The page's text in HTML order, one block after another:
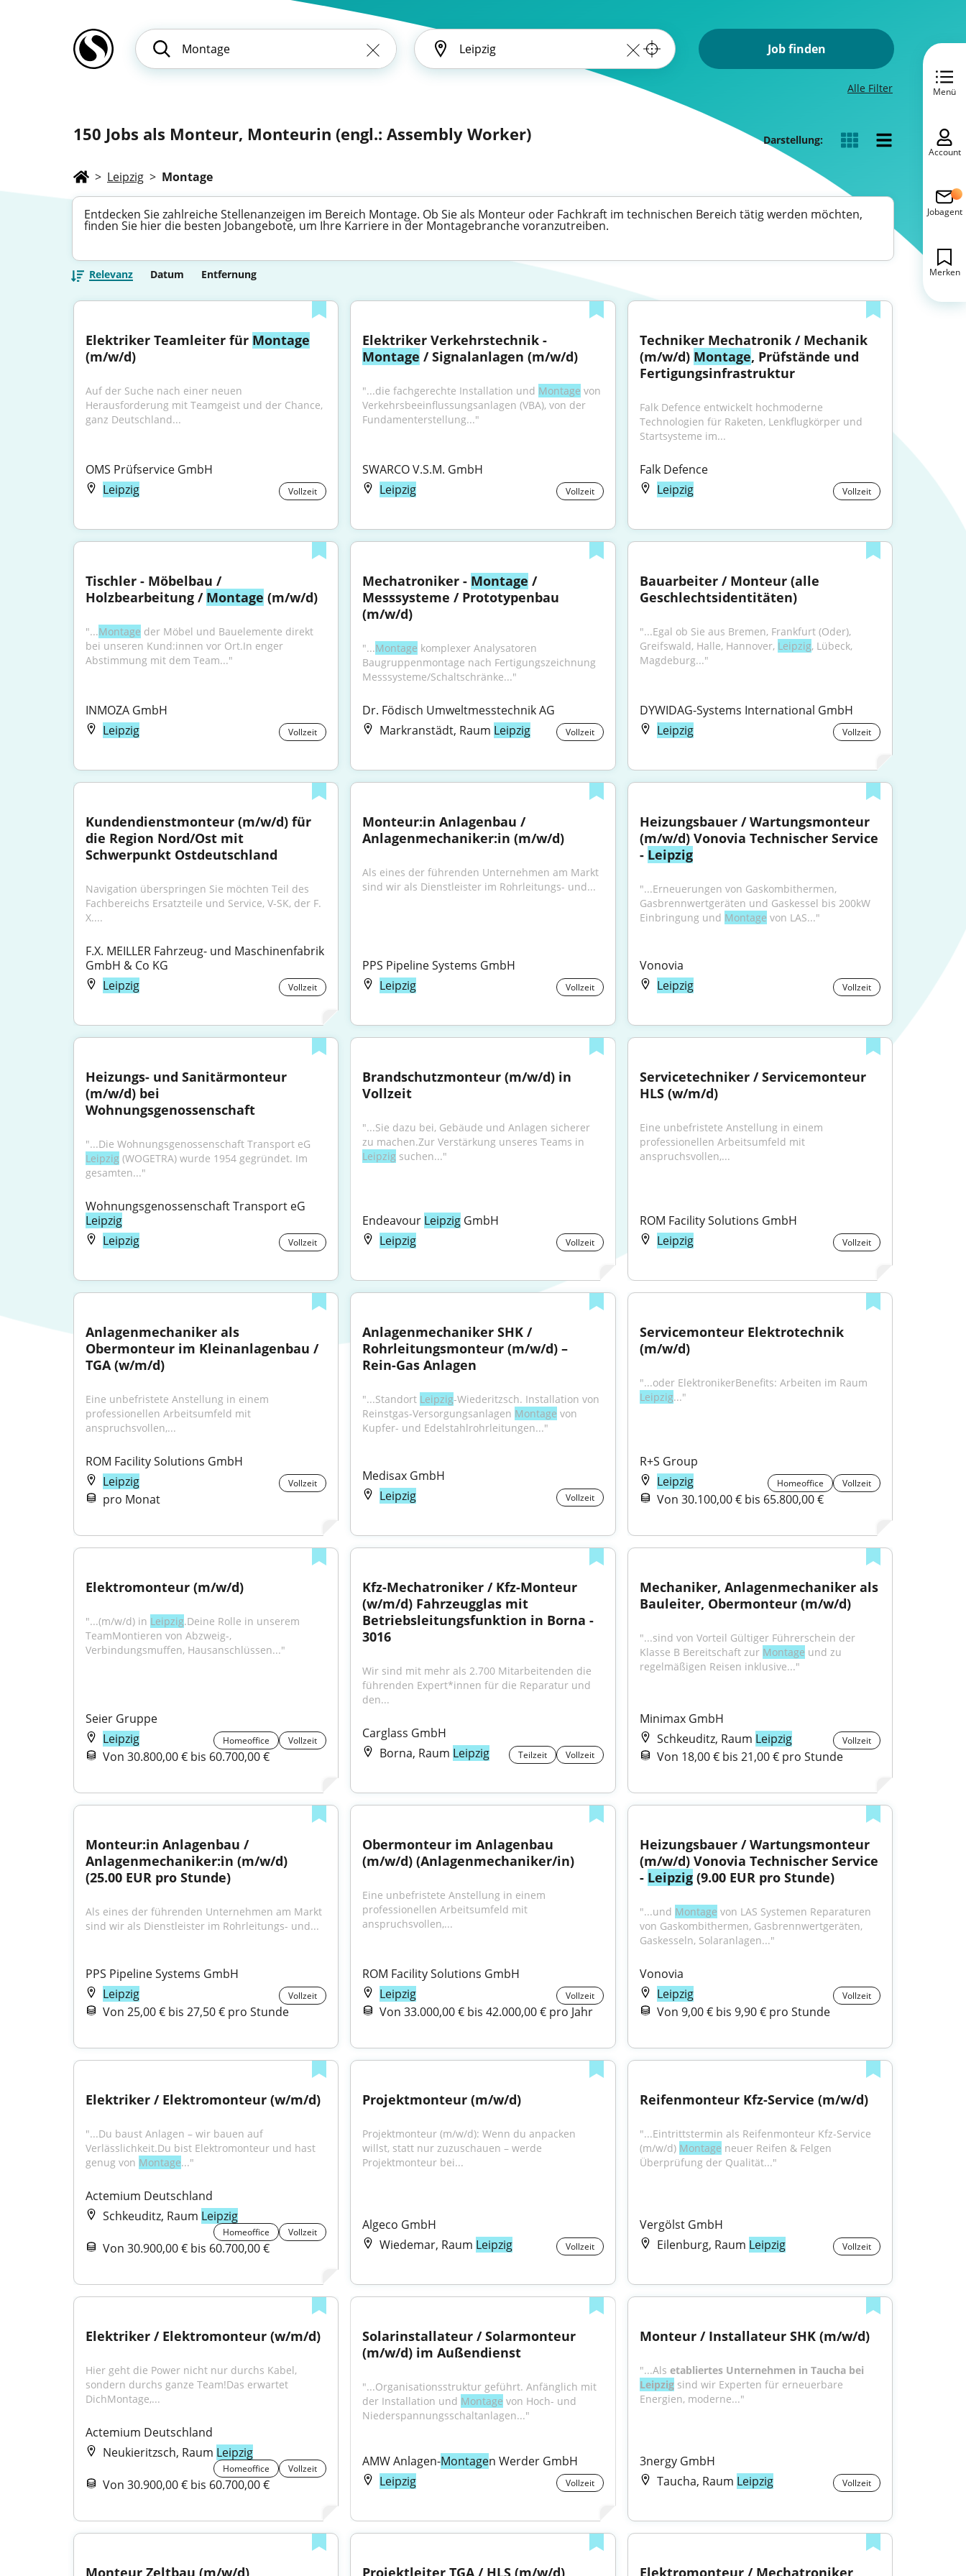
Job finden
Alle Filter
150 Jobs als Monteur, Monteurin (engl.: Assembly Worker) Darstellung:
> Leipzig > Montage
Entdecken Sie zahlreiche Stellenanzeigen im Bereich Montage. Ob Sie als Monteur oder Fachkraft im technischen Bereich tätig werden möchten,
finden Sie hier die besten Jobangebote, um Ihre Karriere in der Montagebranche voranzutreiben.
Relevanz Datum Entfernung
Elektriker Teamleiter für Montage
(m/w/d)
Auf der Suche nach einer neuen
Herausforderung mit Teamgeist und der Chance,
ganz Deutschland...
OMS Prüfservice GmbH
Leipzig
Vollzeit
Montage / Signalanlagen (m/w/d)
"...die fachgerechte Installation und Montage von
Verkehrsbeeinflussungsanlagen (VBA), von der
Fundamenterstellung..."
SWARCO V.S.M. GmbH
Leipzig
Vollzeit
Techniker Mechatronik / Mechanik
(m/w/d) Montage, Prüfstände und
Fertigungsinfrastruktur
Falk Defence entwickelt hochmoderne
Technologien für Raketen, Lenkflugkörper und
Startsysteme im...
Falk Defence
Leipzig
Vollzeit
Tischler - Möbelbau /
Holzbearbeitung / Montage (m/w/d)
"...Montage der Möbel und Bauelemente direkt
bei unseren Kund:innen vor Ort.In enger
Abstimmung mit dem Team..."
INMOZA GmbH
Leipzig
Vollzeit
Mechatroniker - Montage /
Messsysteme / Prototypenbau
(m/w/d)
"...Montage komplexer Analysatoren
Baugruppenmontage nach Fertigungszeichnung
Messsysteme/Schaltschränke..."
Dr. Födisch Umweltmesstechnik AG
Markranstädt, Raum Leipzig Vollzeit
Bauarbeiter / Monteur (alle
Geschlechtsidentitäten)
"...Egal ob Sie aus Bremen, Frankfurt (Oder),
Greifswald, Halle, Hannover, Leipzig, Lübeck,
Magdeburg..."
DYWIDAG-Systems International GmbH
Leipzig
Vollzeit
Kundendienstmonteur (m/w/d) für
die Region Nord/Ost mit
Schwerpunkt Ostdeutschland
Navigation überspringen Sie möchten Teil des
Fachbereichs Ersatzteile und Service, V-SK, der F.
X....
F.X. MEILLER Fahrzeug- und Maschinenfabrik
GmbH & Co KG
Leipzig
Vollzeit
Monteur:in Anlagenbau /
Anlagenmechaniker:in (m/w/d)
Als eines der führenden Unternehmen am Markt
sind wir als Dienstleister im Rohrleitungs- und...
PPS Pipeline Systems GmbH
Leipzig
Vollzeit
Heizungsbauer / Wartungsmonteur
(m/w/d) Vonovia Technischer Service
- Leipzig
"...Erneuerungen von Gaskombithermen,
Gasbrennwertgeräten und Gaskessel bis 200kW
Einbringung und Montage von LAS..."
Vonovia
Leipzig
Vollzeit
Heizungs- und Sanitärmonteur
(m/w/d) bei
Wohnungsgenossenschaft
Leipzig (WOGETRA) wurde 1954 gegründet. Im
gesamten..."
Leipzig
Leipzig
Vollzeit
Brandschutzmonteur (m/w/d) in
Vollzeit
"...Sie dazu bei, Gebäude und Anlagen sicherer
Leipzig suchen..."
Endeavour Leipzig GmbH
Leipzig
Vollzeit
Servicetechniker / Servicemonteur
HLS (w/m/d)
Eine unbefristete Anstellung in einem
professionellen Arbeitsumfeld mit
anspruchsvollen,...
ROM Facility Solutions GmbH
Leipzig
Vollzeit
Anlagenmechaniker als
Obermonteur im Kleinanlagenbau /
TGA (w/m/d)
Eine unbefristete Anstellung in einem
professionellen Arbeitsumfeld mit
anspruchsvollen,...
ROM Facility Solutions GmbH
Leipzig
Vollzeit
pro Monat
Anlagenmechaniker SHK /
Rohrleitungsmonteur (m/w/d) –
Rein-Gas Anlagen
"...Standort Leipzig-Wiederitzsch. Installation von
Reinstgas-Versorgungsanlagen Montage von
Kupfer- und Edelstahlrohrleitungen..."
Medisax GmbH
Leipzig
Vollzeit
Servicemonteur Elektrotechnik
(m/w/d)
Leipzig..."
R+S Group
Leipzig
Homeoffice Vollzeit
Von 30.100,00 € bis 65.800,00 €
Elektromonteur (m/w/d)
"...(m/w/d) in Leipzig.Deine Rolle in unserem
TeamMontieren von Abzweig-,
Verbindungsmuffen, Hausanschlüssen..."
Seier Gruppe
Leipzig
Homeoffice Vollzeit
Von 30.800,00 € bis 60.700,00 €
Kfz-Mechatroniker / Kfz-Monteur
(w/m/d) Fahrzeugglas mit
Betriebsleitungsfunktion in Borna -
3016
Wir sind mit mehr als 2.700 Mitarbeitenden die
führenden Expert*innen für die Reparatur und
den...
Carglass GmbH
Borna, Raum Leipzig Teilzeit Vollzeit
Mechaniker, Anlagenmechaniker als
Bauleiter, Obermonteur (m/w/d)
"...sind von Vorteil Gültiger Führerschein der
Klasse B Bereitschaft zur Montage und zu
regelmäßigen Reisen inklusive..."
Minimax GmbH
Schkeuditz, Raum Leipzig Vollzeit
Von 18,00 € bis 21,00 € pro Stunde
Monteur:in Anlagenbau /
Anlagenmechaniker:in (m/w/d)
(25.00 EUR pro Stunde)
Als eines der führenden Unternehmen am Markt
sind wir als Dienstleister im Rohrleitungs- und...
PPS Pipeline Systems GmbH
Leipzig
Vollzeit
Von 25,00 € bis 27,50 € pro Stunde
Obermonteur im Anlagenbau
(m/w/d) (Anlagenmechaniker/in)
Eine unbefristete Anstellung in einem
professionellen Arbeitsumfeld mit
anspruchsvollen,...
ROM Facility Solutions GmbH
Leipzig
Vollzeit
Von 33.000,00 € bis 42.000,00 € pro Jahr
Heizungsbauer / Wartungsmonteur
(m/w/d) Vonovia Technischer Service
- Leipzig (9.00 EUR pro Stunde)
"...und Montage von LAS Systemen Reparaturen
von Gaskombithermen, Gasbrennwertgeräten,
Gaskesseln, Solaranlagen..."
Vonovia
Leipzig
Vollzeit
Von 9,00 € bis 9,90 € pro Stunde
Elektriker / Elektromonteur (w/m/d)
"...Du baust Anlagen – wir bauen auf
Verlässlichkeit.Du bist Elektromonteur und hast
genug von Montage..."
Actemium Deutschland
Schkeuditz, Raum Leipzig
Homeoffice Vollzeit
Von 30.900,00 € bis 60.700,00 €
Projektmonteur (m/w/d)
Projektmonteur (m/w/d): Wenn du anpacken
willst, statt nur zuzuschauen – werde
Projektmonteur bei...
Algeco GmbH
Wiedemar, Raum Leipzig Vollzeit
Reifenmonteur Kfz-Service (m/w/d)
"...Eintrittstermin als Reifenmonteur Kfz-Service
(m/w/d) Montage neuer Reifen & Felgen
Überprüfung der Qualität..."
Vergölst GmbH
Eilenburg, Raum Leipzig Vollzeit
Elektriker / Elektromonteur (w/m/d)
Hier geht die Power nicht nur durchs Kabel,
sondern durchs ganze Team!Das erwartet
DichMontage,...
Actemium Deutschland
Neukieritzsch, Raum Leipzig
Homeoffice Vollzeit
Von 30.900,00 € bis 60.700,00 €
Solarinstallateur / Solarmonteur
(m/w/d) im Außendienst
"...Organisations­struktur geführt. Anfäng­lich mit
der Installation und Montage von Hoch- und
Nieder­spannungs­schaltanlagen..."
AMW Anlagen-Montagen Werder GmbH
Leipzig
Vollzeit
Monteur / Installateur SHK (m/w/d)
"...Als
Leipzig sind wir Experten für erneuerbare
Energien, moderne..."
3nergy GmbH
Taucha, Raum Leipzig Vollzeit
Monteur Zeltbau (m/w/d) Projektleiter TGA / HLS (m/w/d) Elektromonteur / Mechatroniker
Menü
Account
Jobagent
Merken